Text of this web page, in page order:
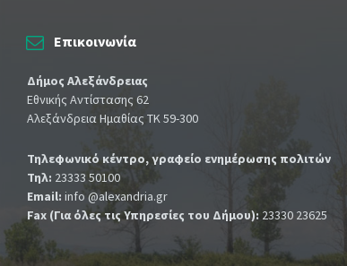
Επικοινωνία
Δήμος Αλεξάνδρειας
Εθνικής Αντίστασης 62
Αλεξάνδρεια Ημαθίας ΤΚ 59-300
Τηλεφωνικό κέντρο, γραφείο ενημέρωσης πολιτών
Τηλ: 23333 50100
Email: info @alexandria.gr
Fax (Για όλες τις Υπηρεσίες του Δήμου): 23330 23625